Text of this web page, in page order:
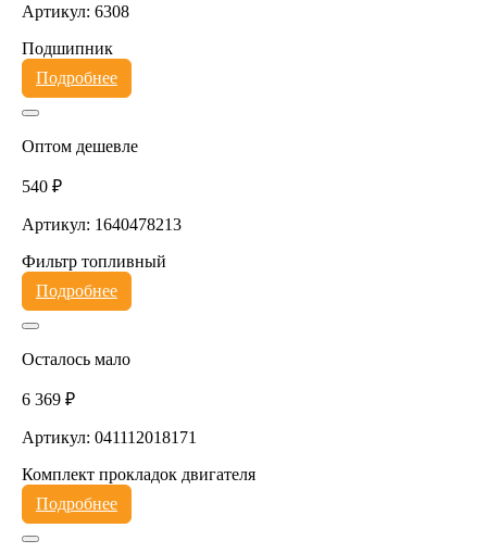
Артикул: 6308
Подшипник
Подробнее
Оптом дешевле
540 ₽
Артикул: 1640478213
Фильтр топливный
Подробнее
Осталось мало
6 369 ₽
Артикул: 041112018171
Комплект прокладок двигателя
Подробнее